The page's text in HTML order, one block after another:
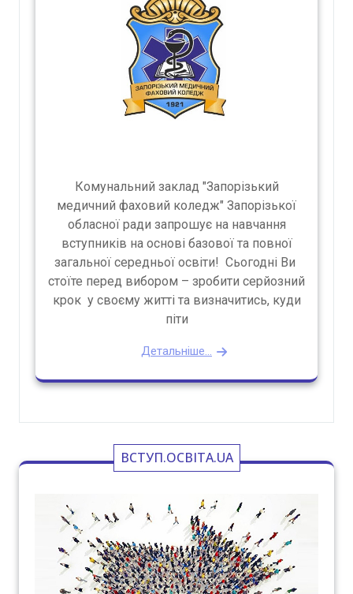
Комунальний заклад "Запорізький
медичний фаховий коледж" Запорізької
обласної ради запрошує на навчання
вступників на основі базової та повної
загальної середньої освіти! Сьогодні Ви
стоїте перед вибором – зробити серйозний
крок у своєму житті та визначитись, куди
піти
Детальніше...
ВСТУП.ОСВІТА.UA